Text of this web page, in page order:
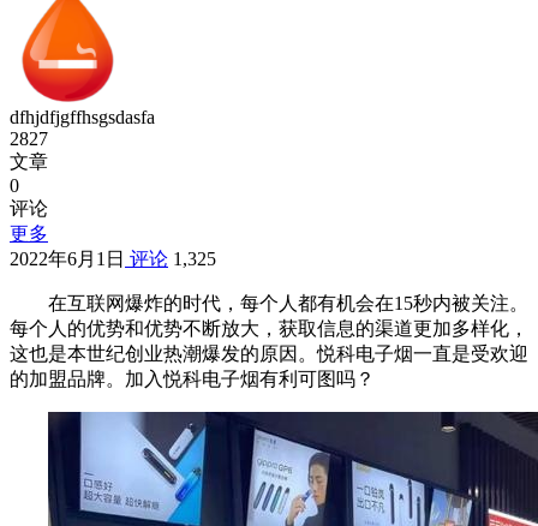
dfhjdfjgffhsgsdasfa
2827
文章
0
评论
更多
2022年6月1日 评论 1,325
在互联网爆炸的时代，每个人都有机会在15秒内被关注。
每个人的优势和优势不断放大，获取信息的渠道更加多样化，
这也是本世纪创业热潮爆发的原因。悦科电子烟一直是受欢迎
的加盟品牌。加入悦科电子烟有利可图吗？